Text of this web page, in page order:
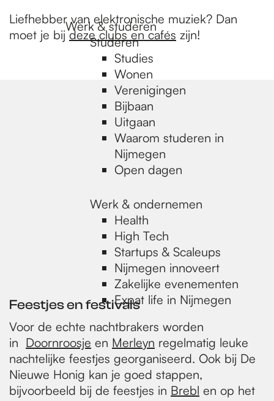
Werk & studeren
Studeren
Studies
Wonen
Verenigingen
Bijbaan
Uitgaan
Waarom studeren in
Nijmegen
Open dagen
Werk & ondernemen
Health
High Tech
Startups & Scaleups
Nijmegen innoveert
Zakelijke evenementen
Expat life in Nijmegen
Liefhebber van elektronische muziek? Dan
moet je bijdeze clubs en cafés zijn!
Feestjes en festivals
Voor de echte nachtbrakers worden
in Doornroosje en Merleyn regelmatig leuke
nachtelijke feestjes georganiseerd. Ook bij De
Nieuwe Honig kan je goed stappen,
bijvoorbeeld bij de feestjes in Brebl en op het